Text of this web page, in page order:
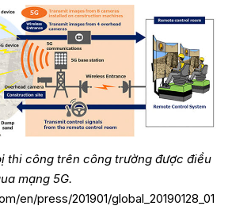
thi công trên công trường được điều
mạng 5G.
en/press/201901/global_20190128_01